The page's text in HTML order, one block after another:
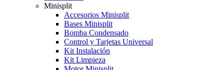
Minisplit
Accesorios Minisplit
Bases Minisplit
Bomba Condensado
Control y Tarjetas Universal
Kit Instalación
Kit Limpieza